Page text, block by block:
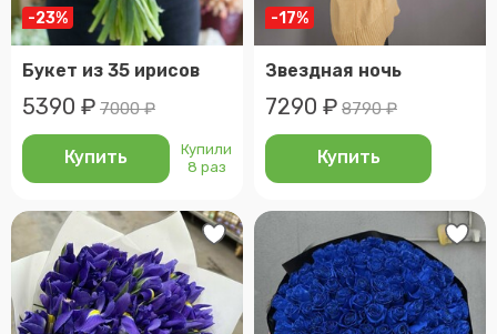
-23%
Букет из 35 ирисов
5390 ₽ 7000 ₽
Купить
Купили
8 раз
-17%
Звездная ночь
7290 ₽ 8790 ₽
Купить